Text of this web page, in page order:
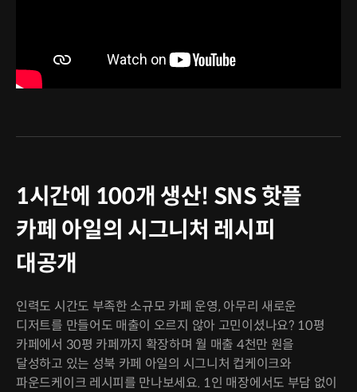
1시간에 100개 생산! SNS 핫플
카페 아일의 시그니처 레시피
대공개
인력도 시간도 부족한 소규모 카페 운영, 아무리 새로운
디저트를 만들어도 매출이 오르지 않아 고민이셨나요? 10평
카페에서 30평 카페까지 확장하며 월 매출 4천만 원을
달성하고 있는 성북 카페 아일의 시그니처 컵케이크와
파운드케이크 레시피를 만나보세요. 1인 매장에서도 부담 없이